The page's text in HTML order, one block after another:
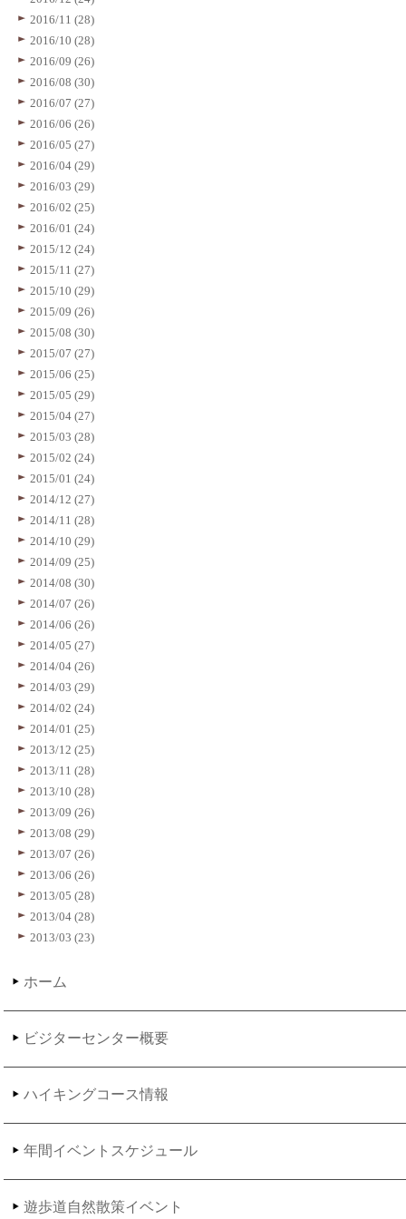
2016/11 (28)
2016/10 (28)
2016/09 (26)
2016/08 (30)
2016/07 (27)
2016/06 (26)
2016/05 (27)
2016/04 (29)
2016/03 (29)
2016/02 (25)
2016/01 (24)
2015/12 (24)
2015/11 (27)
2015/10 (29)
2015/09 (26)
2015/08 (30)
2015/07 (27)
2015/06 (25)
2015/05 (29)
2015/04 (27)
2015/03 (28)
2015/02 (24)
2015/01 (24)
2014/12 (27)
2014/11 (28)
2014/10 (29)
2014/09 (25)
2014/08 (30)
2014/07 (26)
2014/06 (26)
2014/05 (27)
2014/04 (26)
2014/03 (29)
2014/02 (24)
2014/01 (25)
2013/12 (25)
2013/11 (28)
2013/10 (28)
2013/09 (26)
2013/08 (29)
2013/07 (26)
2013/06 (26)
2013/05 (28)
2013/04 (28)
2013/03 (23)
ホーム
ビジターセンター概要
ハイキングコース情報
年間イベントスケジュール
遊歩道自然散策イベント